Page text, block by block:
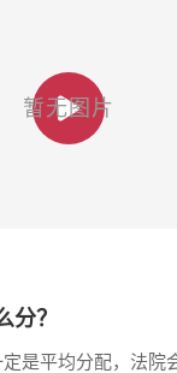
分？
是平均分配，法院